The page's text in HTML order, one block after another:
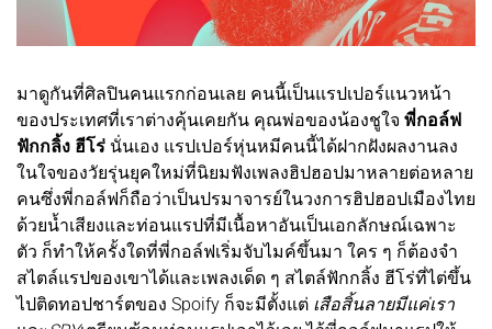
มาดูกันที่ศิลปินคนแรกก่อนเลย คนนี้เป็นแรปเปอร์แนวหน้า
ของประเทศที่เราต่างคุ้นเคยกัน คุณพ่อของน้องชูใจ พี่กอล์ฟ
ฟักกลิ้ง ฮีโร่ นั่นเอง แรปเปอร์หุ่นหมีคนนี้ได้ฝากฝังผลงานลง
ในใจของวัยรุ่นยุคใหม่ที่นิยมฟังเพลงฮิปฮอปมาหลายต่อหลาย
คนซึ่งพี่กอล์ฟก็ถือว่าเป็นปรมาจารย์ในวงการฮิปฮอปเมืองไทย
ด้วยน้ำเสียงและท่อนแรปที่มีเนื้อหาอันเป็นเอกลักษณ์เฉพาะ
ตัว ก็ทำให้ครั้งใดที่พี่กอล์ฟเริ่มจับไมค์ขึ้นมา ใคร ๆ ก็ต้องจำ
สไตล์แรปของเขาได้และเพลงเด็ด ๆ สไตล์ฟักกลิ้ง ฮีโร่ที่ไต่ขึ้น
ไปติดทอปชาร์ตของ Spoify ก็จะมีตั้งแต่ เสือสิ้นลายมีแค่เรา